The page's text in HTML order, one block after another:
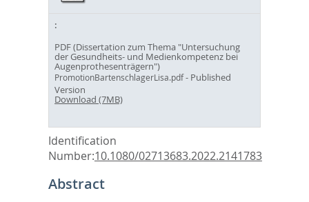
PDF (Dissertation zum Thema "Untersuchung
der Gesundheits- und Medienkompetenz bei
Augenprothesenträgern")
PromotionBartenschlagerLisa.pdf- Published
Version
Download (7MB)
Identification
Number:10.1080/02713683.2022.2141783
Abstract